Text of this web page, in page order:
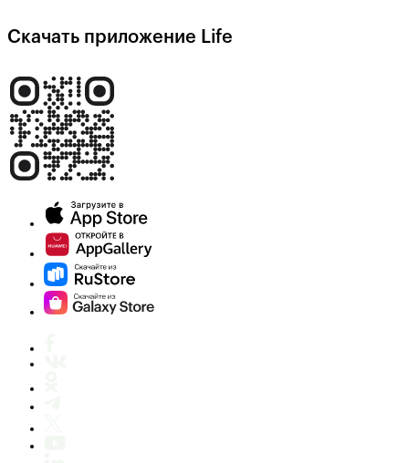
Скачать приложение Life